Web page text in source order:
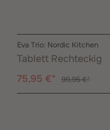
Eva Trio: Nordic Kitchen
Tablett Rechteckig
75,95 €*
99,95 €*